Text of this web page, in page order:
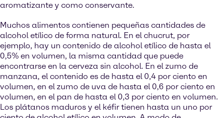
aromatizante y como conservante.
Muchos alimentos contienen pequeñas cantidades de
alcohol etílico de forma natural. En el chucrut, por
ejemplo, hay un contenido de alcohol etílico de hasta el
0,5% en volumen, la misma cantidad que puede
encontrarse en la cerveza sin alcohol. En el zumo de
manzana, el contenido es de hasta el 0,4 por ciento en
volumen, en el zumo de uva de hasta el 0,6 por ciento en
volumen, en el pan de hasta el 0,3 por ciento en volumen.
Los plátanos maduros y el kéfir tienen hasta un uno por